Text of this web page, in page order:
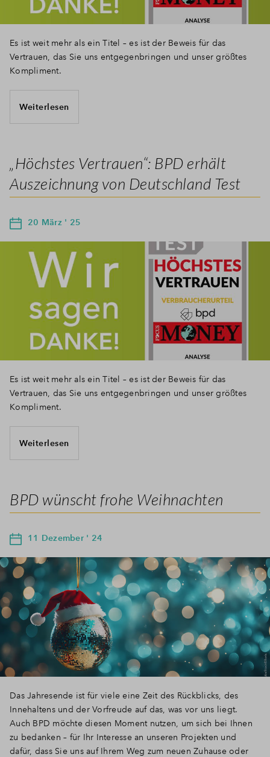
Es ist weit mehr als ein Titel – es ist der Beweis für das
Vertrauen, das Sie uns entgegenbringen und unser größtes
Kompliment.
Weiterlesen
„Höchstes Vertrauen“: BPD erhält
Auszeichnung von Deutschland Test
20 März ' 25
Es ist weit mehr als ein Titel – es ist der Beweis für das
Vertrauen, das Sie uns entgegenbringen und unser größtes
Kompliment.
Weiterlesen
BPD wünscht frohe Weihnachten
11 Dezember ' 24
Das Jahresende ist für viele eine Zeit des Rückblicks, des
Innehaltens und der Vorfreude auf das, was vor uns liegt.
Auch BPD möchte diesen Moment nutzen, um sich bei Ihnen
zu bedanken – für Ihr Interesse an unseren Projekten und
dafür, dass Sie uns auf Ihrem Weg zum neuen Zuhause oder